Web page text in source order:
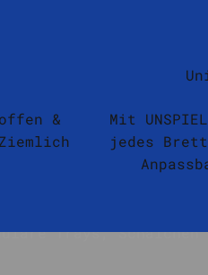
&
Mit
jedes
Trays,